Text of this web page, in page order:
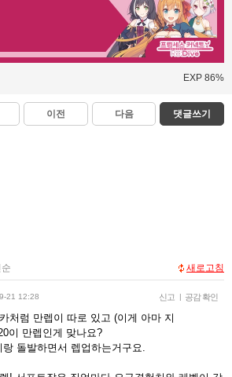
EXP 86%
이전 다음 댓글쓰기
새로고침
21 12:28 신고 | 공감 확인
처럼 만렙이 따로 있고 (이게 아마 지
이 만렙인게 맞나요?
돌발하면서 렙업하는거구요.